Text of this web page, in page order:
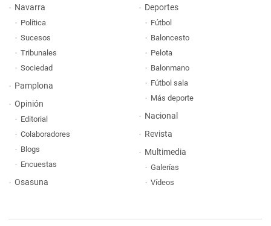
Navarra
Política
Sucesos
Tribunales
Sociedad
Pamplona
Opinión
Editorial
Colaboradores
Blogs
Encuestas
Osasuna
Deportes
Fútbol
Baloncesto
Pelota
Balonmano
Fútbol sala
Más deporte
Nacional
Revista
Multimedia
Galerías
Vídeos